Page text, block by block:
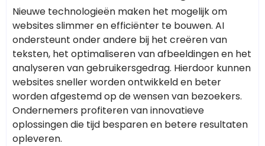
Nieuwe technologieën maken het mogelijk om
websites slimmer en efficiënter te bouwen. AI
ondersteunt onder andere bij het creëren van
teksten, het optimaliseren van afbeeldingen en het
analyseren van gebruikersgedrag. Hierdoor kunnen
websites sneller worden ontwikkeld en beter
worden afgestemd op de wensen van bezoekers.
Ondernemers profiteren van innovatieve
oplossingen die tijd besparen en betere resultaten
opleveren.